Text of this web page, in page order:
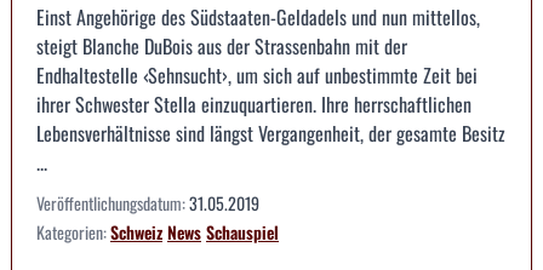
Einst Angehörige des Südstaaten-Geldadels und nun mittellos,
steigt Blanche DuBois aus der Strassenbahn mit der
Endhaltestelle ‹Sehnsucht›, um sich auf unbestimmte Zeit bei
ihrer Schwester Stella einzuquartieren. Ihre herrschaftlichen
Lebensverhältnisse sind längst Vergangenheit, der gesamte Besitz
...
Veröffentlichungsdatum:31.05.2019
Kategorien:SchweizNewsSchauspiel